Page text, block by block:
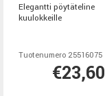
Elegantti pöytäteline
kuulokkeille
Tuotenumero 25516075
€23,60